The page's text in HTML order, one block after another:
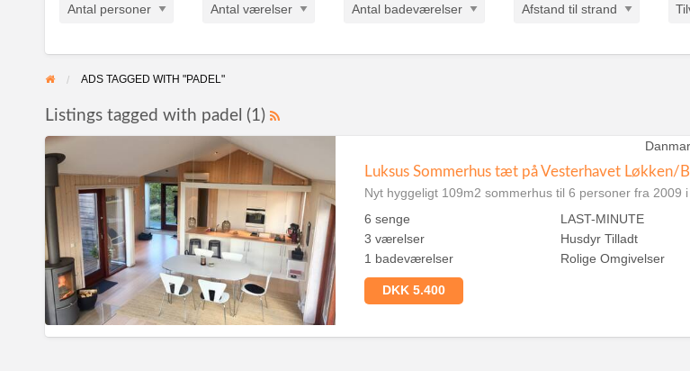
Antal personer Antal værelser Antal badeværelser Afstand til strand
ADS TAGGED WITH "PADEL"
Listings tagged with padel (1)
Luksus Sommerhus tæt på Vesterhavet Løkken/
Nyt hyggeligt 109m2 sommerhus til 6 personer fra 2009 i
6 senge
3 værelser
1 badeværelser
LAST-MINUTE
Husdyr Tilladt
Rolige Omgivelser
DKK 5.400